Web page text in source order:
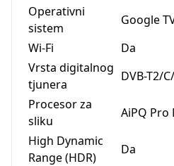
Operativni
sistem
Google
Wi-Fi
Da
Vrsta digitalnog
tjunera
DVB-T2/
Procesor za
sliku
AiPQ Pro
High Dynamic
Range (HDR)
Da